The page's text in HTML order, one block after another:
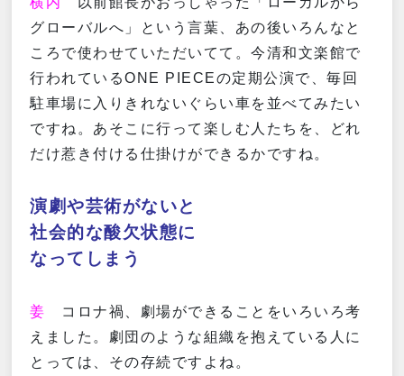
グローバルへ」という言葉、あの後いろんなと
ころで使わせていただいてて。今清和文楽館で
行われているONE PIECEの定期公演で、毎回
駐車場に入りきれないぐらい車を並べてみたい
ですね。あそこに行って楽しむ人たちを、どれ
だけ惹き付ける仕掛けができるかですね。
演劇や芸術がないと
社会的な酸欠状態に
なってしまう
姜
コロナ禍、劇場ができることをいろいろ考
えました。劇団のような組織を抱えている人に
とっては、その存続ですよね。